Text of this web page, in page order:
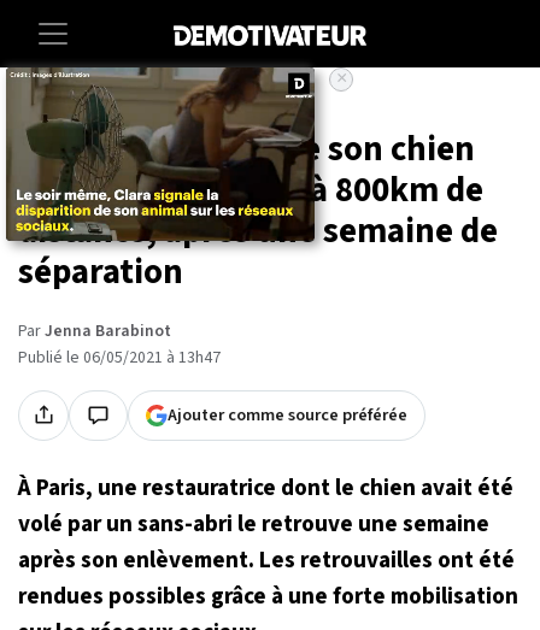
Accueil Societe Animaux
Paris : elle retrouve son chien
volé en pleine rue, à 800km de
distance, après une semaine de
séparation
ParJenna Barabinot
Publié le 06/05/2021 à 13h47
Ajouter comme source préférée
×
À Paris, une restauratrice dont le chien avait été
volé par un sans-abri le retrouve une semaine
après son enlèvement. Les retrouvailles ont été
rendues possibles grâce à une forte mobilisation